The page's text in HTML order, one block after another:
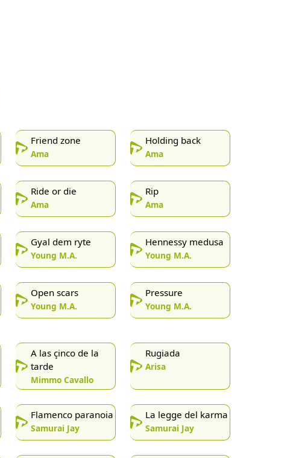
Friend zone
Ama
Holding back
Ama
Ride or die
Ama
Rip
Ama
Gyal dem ryte
Young M.A.
Hennessy medusa
Young M.A.
Open scars
Young M.A.
Pressure
Young M.A.
A las çinco de la
tarde
Mimmo Cavallo
Rugiada
Arisa
Flamenco paranoia
Samurai Jay
La legge del karma
Samurai Jay